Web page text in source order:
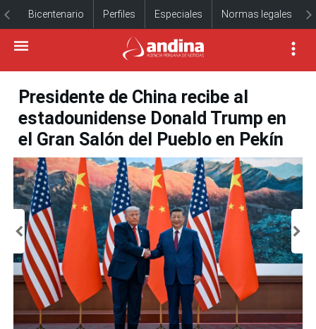
Bicentenario Perfiles Especiales Normas legales
Presidente de China recibe al
estadounidense Donald Trump en
el Gran Salón del Pueblo en Pekín